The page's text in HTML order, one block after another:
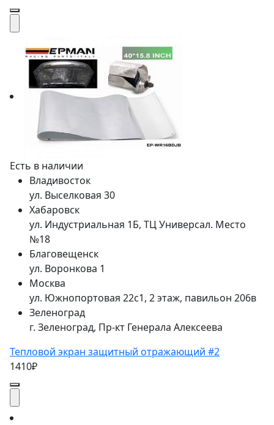
Есть в наличии
Владивосток
ул. Выселковая 30
Хабаровск
ул. Индустриальная 1Б, ТЦ Универсал. Место
№18
Благовещенск
ул. Воронкова 1
Москва
ул. Южнопортовая 22с1, 2 этаж, павильон 206в
Зеленоград
г. Зеленоград, Пр-кт Генерала Алексеева
Тепловой экран защитный отражающий #2
1410₽